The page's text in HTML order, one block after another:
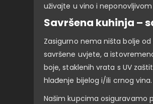
uživajte u vino i
Savršena kuhinja –
Zasigurno nema ništa bolje
savršene uvjete, a
boje, staklenih vrata s UV
hlađenje bijelog i/ili crnog
Našim kupcima osiguravamo